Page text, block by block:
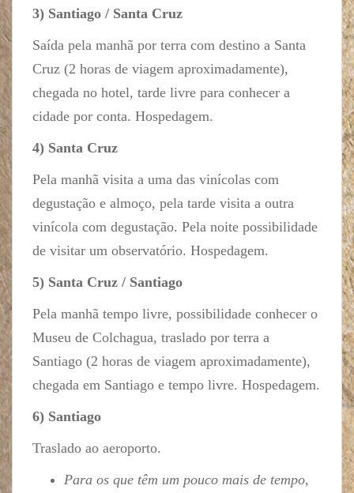
3) Santiago / Santa Cruz
Saída pela manhã por terra com destino a Santa
Cruz (2 horas de viagem aproximadamente),
chegada no hotel, tarde livre para conhecer a
cidade por conta. Hospedagem.
4) Santa Cruz
Pela manhã visita a uma das vinícolas com
degustação e almoço, pela tarde visita a outra
vinícola com degustação. Pela noite possibilidade
de visitar um observatório. Hospedagem.
5) Santa Cruz / Santiago
Pela manhã tempo livre, possibilidade conhecer o
Museu de Colchagua, traslado por terra a
Santiago (2 horas de viagem aproximadamente),
chegada em Santiago e tempo livre. Hospedagem.
6) Santiago
Traslado ao aeroporto.
Para os que têm um pouco mais de tempo,